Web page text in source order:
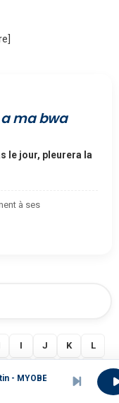
ma bwa
le jour, pleurera la
à ses
I J K L